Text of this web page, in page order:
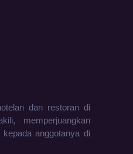
dan restoran di
memperjuangkan
anggotanya di